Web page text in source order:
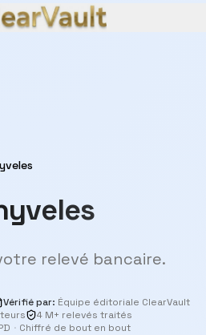
relevé bancaire.
Vérifié par: Équipe éditoriale ClearVault
4 M+ relevés traités
· Chiffré de bout en bout